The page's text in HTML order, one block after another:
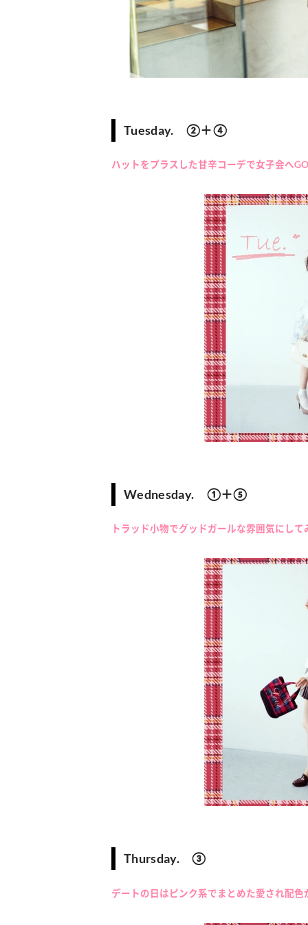
Tuesday. ②＋④
ハットをプラスした甘辛コーデで女子会へ
Wednesday. ①＋⑤
トラッド小物でグッドガールな雰囲気にして
Thursday. ③
デートの日はピンク系でまとめた愛され配色